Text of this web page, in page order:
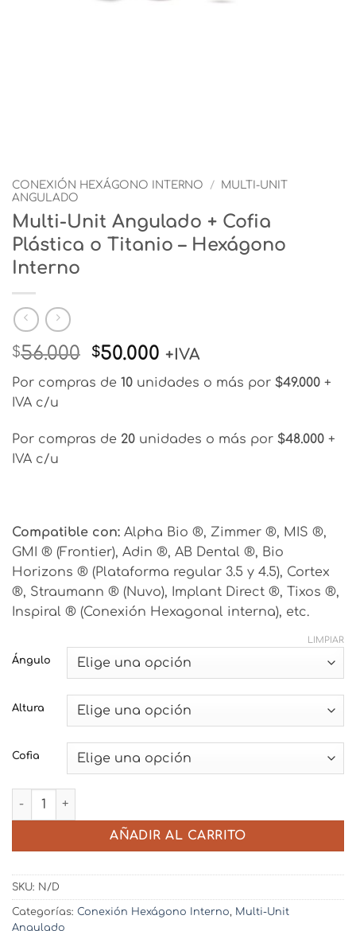
CONEXIÓN HEXÁGONO INTERNO /
MULTI-UNIT
ANGULADO
Multi-Unit Angulado + Cofia
Plástica o Titanio – Hexágono
Interno
$56.000 El
precio
original
$56.000.
$50.000 El
precio
actual
$50.000.
+IVA
Por compras de 10 unidades o más por $49.000 +
IVA c/u
Por compras de 20 unidades o más por $48.000 +
IVA c/u
Compatible con: Alpha Bio ®, Zimmer ®, MIS ®,
GMI ® (Frontier), Adin ®, AB Dental ®, Bio
Horizons ® (Plataforma regular 3.5 y 4.5), Cortex
®, Straumann ® (Nuvo), Implant Direct ®, Tixos ®,
Inspiral ® (Conexión Hexagonal interna), etc.
Ángulo
Altura
Cofia
LIMPIAR
Multi-Unit Angulado + Cofia Plástica o Titanio -
AÑADIR AL CARRITO
SKU: N/D
Categorías: Conexión Hexágono Interno, Multi-Unit
Angulado